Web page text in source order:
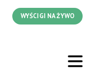
WYŚCIGI NA ŻYWO